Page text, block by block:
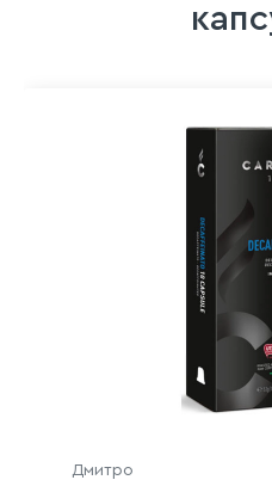
Дмитро